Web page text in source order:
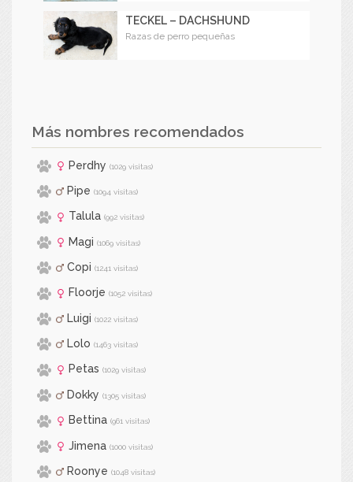
TECKEL – DACHSHUND
Razas de perro pequeñas
Más nombres recomendados
Perdhy (1029 visitas)
Pipe (1094 visitas)
Talula (992 visitas)
Magi (1069 visitas)
Copi (1241 visitas)
Floorje (1052 visitas)
Luigi (1022 visitas)
Lolo (1463 visitas)
Petas (1029 visitas)
Dokky (1305 visitas)
Bettina (961 visitas)
Jimena (1000 visitas)
Roonye (1048 visitas)